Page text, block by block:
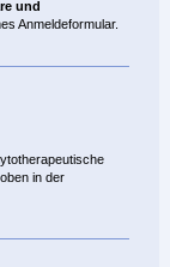
und
Anmeldeformular.
in der